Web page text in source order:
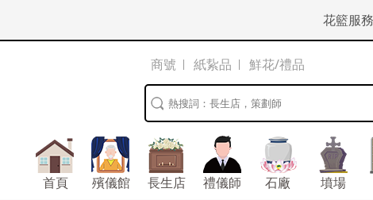
花籃服務
商號 紙紥品 鮮花/禮品
首頁 殯儀館 長生店 禮儀師 石廠 墳場